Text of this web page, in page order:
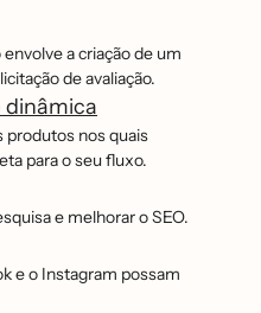
a criação de um
de avaliação.
dinâmica
produtos nos quais
para o seu fluxo.
e melhorar o SEO.
e o Instagram possam